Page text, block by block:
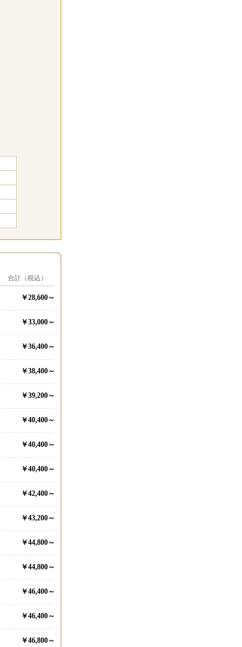
合計（税込）
￥28,600～
￥33,000～
￥36,400～
￥38,400～
￥39,200～
￥40,400～
￥40,400～
￥40,400～
￥42,400～
￥43,200～
￥44,800～
￥44,800～
￥46,400～
￥46,400～
￥46,800～